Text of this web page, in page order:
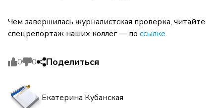
Чем завершилась журналистская проверка, читайте
спецрепортаж наших коллег — по ссылке.
0 0 Поделиться
Екатерина Кубанская